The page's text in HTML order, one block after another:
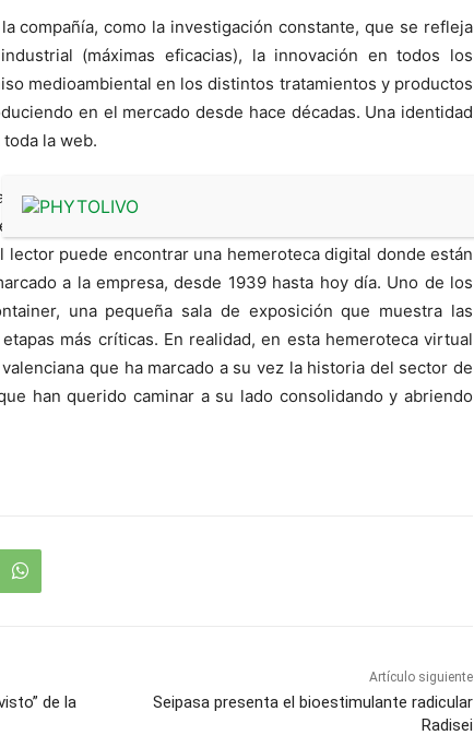
compañía, como la investigación constante, que se refleja
(máximas eficacias), la innovación en todos los
medioambiental en los distintos tratamientos y productos
en el mercado desde hace décadas. Una identidad
la web.
esos valores que se describen en la llamada economía
el lanzamiento de Citrosol Vertido Cero® en drenchers y
puede encontrar una hemeroteca digital donde están
a la empresa, desde 1939 hasta hoy día. Uno de los
una pequeña sala de exposición que muestra las
más críticas. En realidad, en esta hemeroteca virtual
que ha marcado a su vez la historia del sector de
han querido caminar a su lado consolidando y abriendo
de la
Artículo siguiente
Seipasa presenta el bioestimulante radicular
Radisei